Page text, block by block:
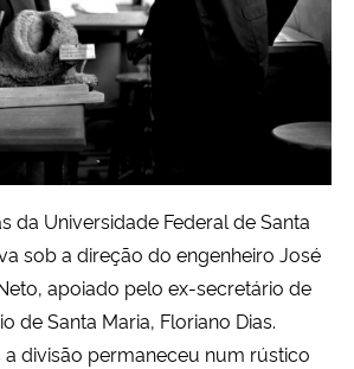
da Universidade Federal de Santa
sob a direção do engenheiro José
apoiado pelo ex-secretário de
de Santa Maria, Floriano Dias.
a divisão permaneceu num rústico